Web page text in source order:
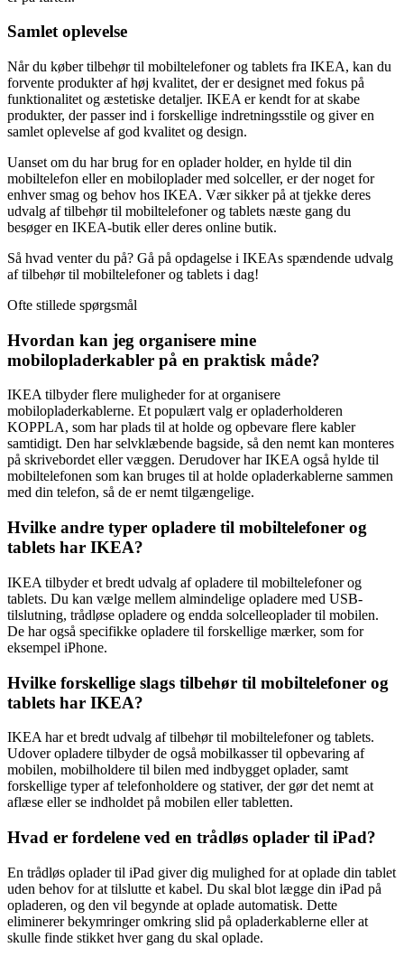
Samlet oplevelse
Når du køber tilbehør til mobiltelefoner og tablets fra IKEA, kan du
forvente produkter af høj kvalitet, der er designet med fokus på
funktionalitet og æstetiske detaljer. IKEA er kendt for at skabe
produkter, der passer ind i forskellige indretningsstile og giver en
samlet oplevelse af god kvalitet og design.
Uanset om du har brug for en oplader holder, en hylde til din
mobiltelefon eller en mobiloplader med solceller, er der noget for
enhver smag og behov hos IKEA. Vær sikker på at tjekke deres
udvalg af tilbehør til mobiltelefoner og tablets næste gang du
besøger en IKEA-butik eller deres online butik.
Så hvad venter du på? Gå på opdagelse i IKEAs spændende udvalg
af tilbehør til mobiltelefoner og tablets i dag!
Ofte stillede spørgsmål
Hvordan kan jeg organisere mine
mobilopladerkabler på en praktisk måde?
IKEA tilbyder flere muligheder for at organisere
mobilopladerkablerne. Et populært valg er opladerholderen
KOPPLA, som har plads til at holde og opbevare flere kabler
samtidigt. Den har selvklæbende bagside, så den nemt kan monteres
på skrivebordet eller væggen. Derudover har IKEA også hylde til
mobiltelefonen som kan bruges til at holde opladerkablerne sammen
med din telefon, så de er nemt tilgængelige.
Hvilke andre typer opladere til mobiltelefoner og
tablets har IKEA?
IKEA tilbyder et bredt udvalg af opladere til mobiltelefoner og
tablets. Du kan vælge mellem almindelige opladere med USB-
tilslutning, trådløse opladere og endda solcelleoplader til mobilen.
De har også specifikke opladere til forskellige mærker, som for
eksempel iPhone.
Hvilke forskellige slags tilbehør til mobiltelefoner og
tablets har IKEA?
IKEA har et bredt udvalg af tilbehør til mobiltelefoner og tablets.
Udover opladere tilbyder de også mobilkasser til opbevaring af
mobilen, mobilholdere til bilen med indbygget oplader, samt
forskellige typer af telefonholdere og stativer, der gør det nemt at
aflæse eller se indholdet på mobilen eller tabletten.
Hvad er fordelene ved en trådløs oplader til iPad?
En trådløs oplader til iPad giver dig mulighed for at oplade din tablet
uden behov for at tilslutte et kabel. Du skal blot lægge din iPad på
opladeren, og den vil begynde at oplade automatisk. Dette
eliminerer bekymringer omkring slid på opladerkablerne eller at
skulle finde stikket hver gang du skal oplade.